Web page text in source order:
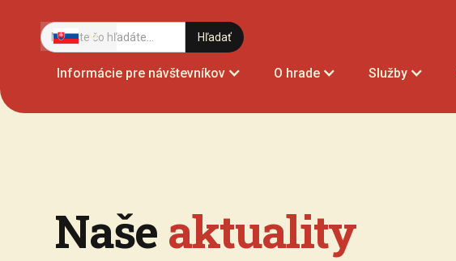
Informácie pre návštevníkov O hrade Služby
Naše aktuality